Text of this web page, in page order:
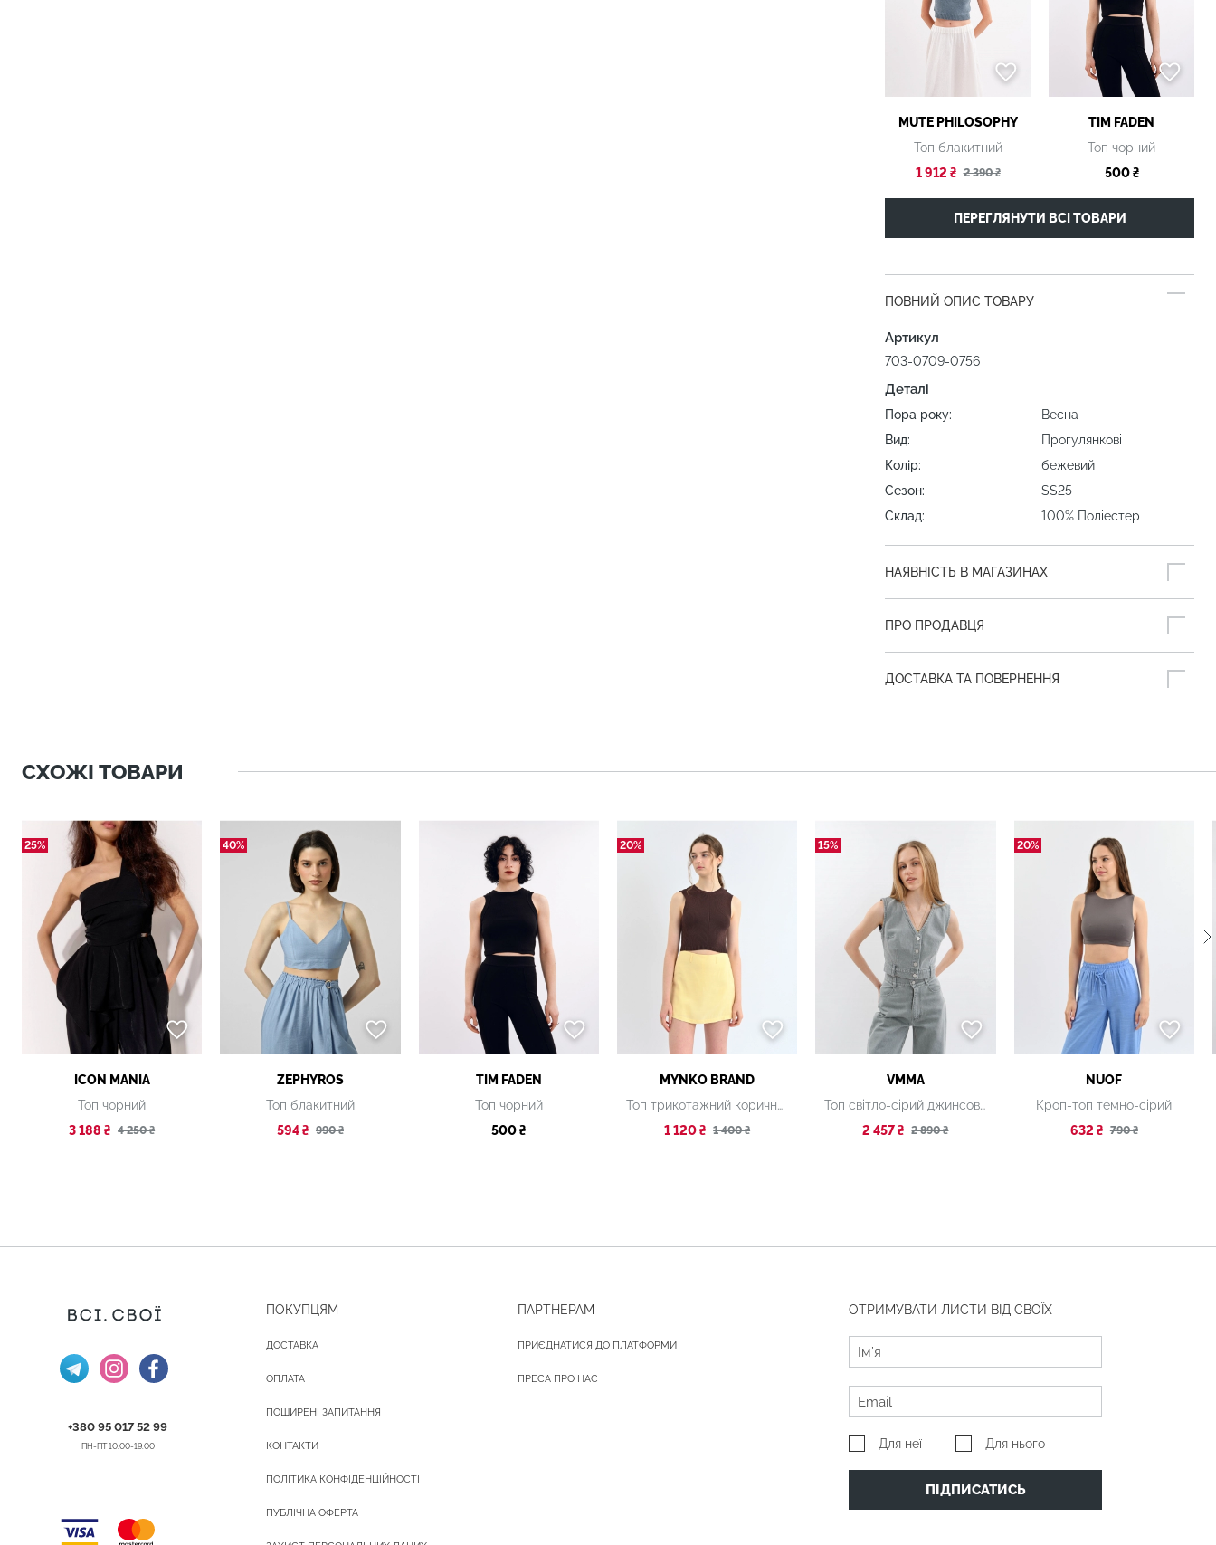
MUTE PHILOSOPHY
Топ блакитний
1 912 ₴ 2 390 ₴
TIM FADEN
Топ чорний
500 ₴
ПЕРЕГЛЯНУТИ ВСІ ТОВАРИ
ПОВНИЙ ОПИС ТОВАРУ
Артикул
703-0709-0756
Деталі
Пора року:
Весна
Вид:
Прогулянкові
Колір:
бежевий
Сезон:
SS25
Склад:
100% Поліестер
НАЯВНІСТЬ В МАГАЗИНАХ
ПРО ПРОДАВЦЯ
ДОСТАВКА ТА ПОВЕРНЕННЯ
СХОЖІ ТОВАРИ
25%
ICON MANIA
Топ чорний
3 188 ₴ 4 250 ₴
40%
ZEPHYROS
Топ блакитний
594 ₴ 990 ₴
TIM FADEN
Топ чорний
500 ₴
20%
MYNKŌ BRAND
Топ трикотажний коричневий
1 120 ₴ 1 400 ₴
15%
VMMA
Топ світло-сірий джинсовий
2 457 ₴
2 890 ₴
20%
NUÓF
Кроп-топ темно-сірий
632 ₴ 790 ₴
+380 95 017 52 99
ПН-ПТ 10:00-19:00
ПОКУПЦЯМ
ДОСТАВКА
ОПЛАТА
ПОШИРЕНІ ЗАПИТАННЯ
КОНТАКТИ
ПОЛІТИКА КОНФІДЕНЦІЙНОСТІ
ПУБЛІЧНА ОФЕРТА
ПАРТНЕРАМ
ПРИЄДНАТИСЯ ДО ПЛАТФОРМИ
ПРЕСА ПРО НАС
ОТРИМУВАТИ ЛИСТИ ВІД СВОЇХ
Для неї Для нього
ПІДПИСАТИСЬ